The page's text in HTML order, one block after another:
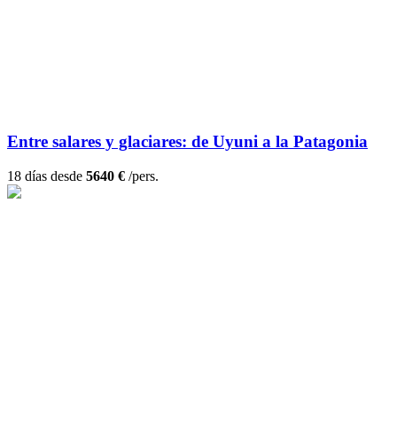
Entre salares y glaciares: de Uyuni a la Patagonia
18 días desde 5640 € /pers.